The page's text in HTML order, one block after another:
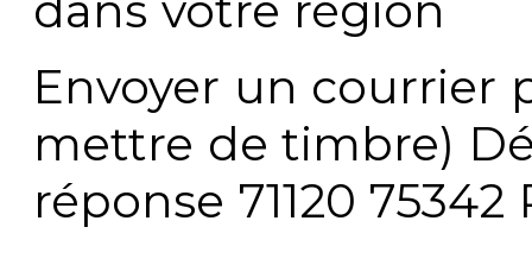
Envoyer un courrier
mettre de timbre)
réponse 71120 75342